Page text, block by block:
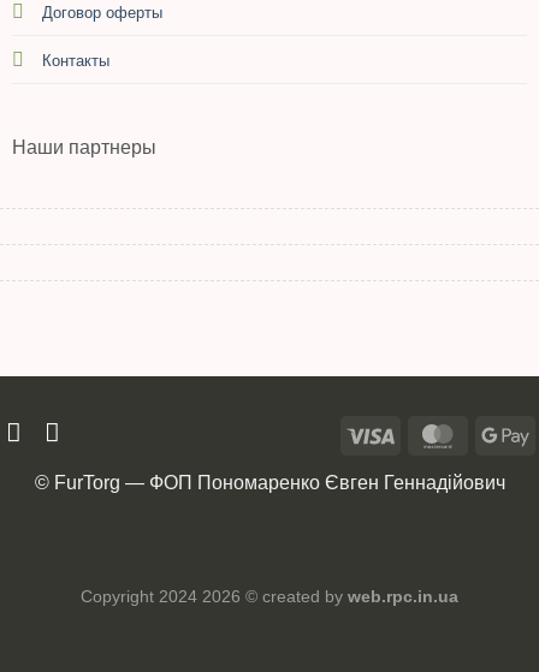
Договор оферты
Контакты
Наши партнеры
© FurTorg — ФОП Пономаренко Євген Геннадійович
Copyright 2024 2026 © created by web.rpc.in.ua